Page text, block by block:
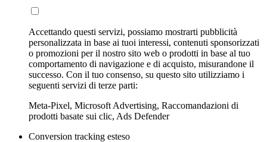
Accettando questi servizi, possiamo mostrarti pubblicità
personalizzata in base ai tuoi interessi, contenuti sponsorizzati
o promozioni per il nostro sito web o prodotti in base al tuo
comportamento di navigazione e di acquisto, misurandone il
successo. Con il tuo consenso, su questo sito utilizziamo i
seguenti servizi di terze parti:
Meta-Pixel, Microsoft Advertising, Raccomandazioni di
prodotti basate sui clic, Ads Defender
Conversion tracking esteso